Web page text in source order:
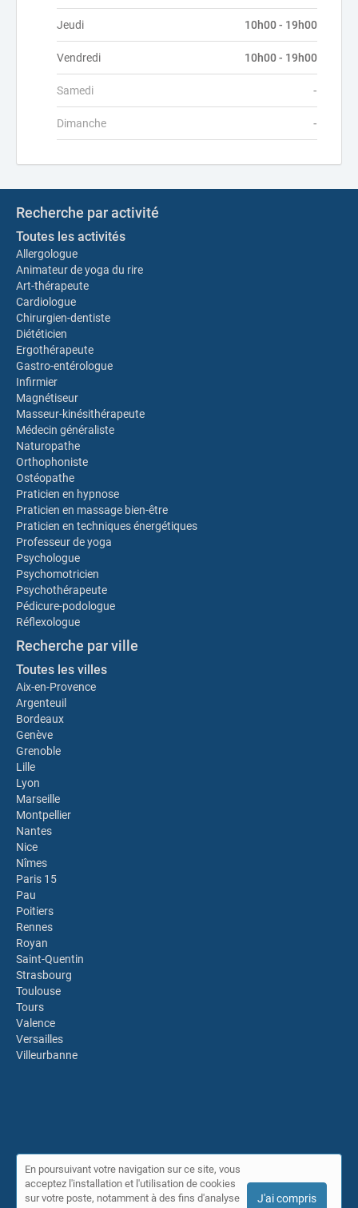
Jeudi 10h00 - 19h00
Vendredi 10h00 - 19h00
Samedi -
Dimanche -
Recherche par activité
Toutes les activités
Allergologue
Animateur de yoga du rire
Art-thérapeute
Cardiologue
Chirurgien-dentiste
Diététicien
Ergothérapeute
Gastro-entérologue
Infirmier
Magnétiseur
Masseur-kinésithérapeute
Médecin généraliste
Naturopathe
Orthophoniste
Ostéopathe
Praticien en hypnose
Praticien en massage bien-être
Praticien en techniques énergétiques
Professeur de yoga
Psychologue
Psychomotricien
Psychothérapeute
Pédicure-podologue
Réflexologue
Recherche par ville
Toutes les villes
Aix-en-Provence
Argenteuil
Bordeaux
Genève
Grenoble
Lille
Lyon
Marseille
Montpellier
Nantes
Nice
Nîmes
Paris 15
Pau
Poitiers
Rennes
Royan
Saint-Quentin
Strasbourg
Toulouse
Tours
Valence
Versailles
Villeurbanne
© Annuaire IDPLS 2026 |Plan du site|Mon compte
Contact
En poursuivant votre navigation sur ce site, vous
acceptez l'installation et l'utilisation de cookies
sur votre poste, notamment à des fins d'analyse
J'ai compris